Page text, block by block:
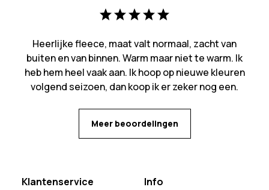
Heerlijke fleece, maat valt normaal, zacht van
buiten en van binnen. Warm maar niet te warm. Ik
heb hem heel vaak aan. Ik hoop op nieuwe kleuren
volgend seizoen, dan koop ik er zeker nog een.
Meer beoordelingen
Klantenservice Info